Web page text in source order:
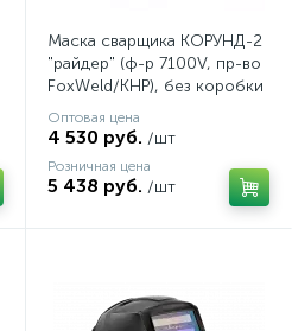
Маска сварщика КОРУНД-2
"райдер" (ф-р 7100V, пр-во
FoxWeld/КНР), без коробки
Оптовая цена
4 530 руб. /шт
Розничная цена
5 438 руб. /шт